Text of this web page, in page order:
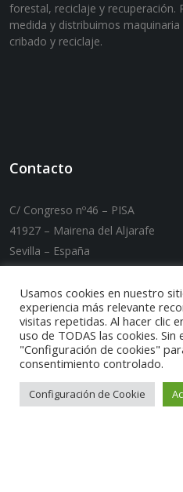
forestal, reciclaje y recuperación.
medida y distribuimos
cribado y reciclaje.
Contacto
C/ Congreso nº46 – PISA
41927 – Mairena del Aljarafe
Sevilla – España
T. +34 955 089 007 / F. +34 955
E-mail:carmaq@carmaq.es
Puedes encontrarnos por:
Usamos cookies en nuestro
experiencia más relevante
visitas repetidas. Al hacer clic
uso de TODAS las cookies.
"Configuración de cookies"
consentimiento controlado.
Configuración de Cookie